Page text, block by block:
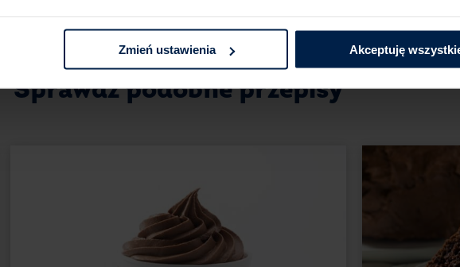
Zmień ustawienia Akceptuję
muffinki czekoladowe
czekoladowe brownie
Przygotowanie babeczek z płynną czekoladą jest proste –
przede wszystkim od piekarnika, dlatego należy bacznie
z czasem pieczenia. Z tego powodu czas podany w
uzyskać pożądany efekt, warto wyciągnąć jedną i
wewnątrz.
Jeśli chcesz, babeczki możesz udekorować w dowolny
Sprawdź podobne przepisy